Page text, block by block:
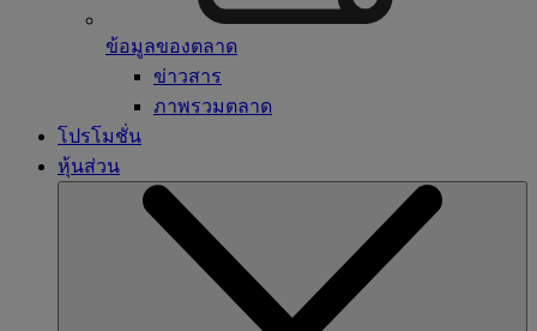
ข้อมูลของตลาด
ข่าวสาร
ภาพรวมตลาด
โปรโมชั่น
หุ้นส่วน